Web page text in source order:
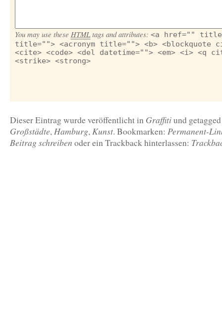
You may use these HTML tags and attributes: <a href=""
title=""> <acronym title=""> <b> <blockquote
<cite> <code> <del datetime=""> <em> <i> <q
<strike> <strong>
Dieser Eintrag wurde veröffentlicht in Graffitiund
Großstädte,Hamburg,Kunst. Bookmarken: Permanent-
Beitrag schreiben oder ein Trackback hinterlassen: